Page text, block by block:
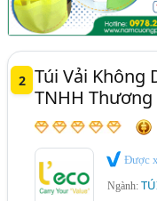
2 Túi Vải Không
TNHH Thương
Được
Ngành: